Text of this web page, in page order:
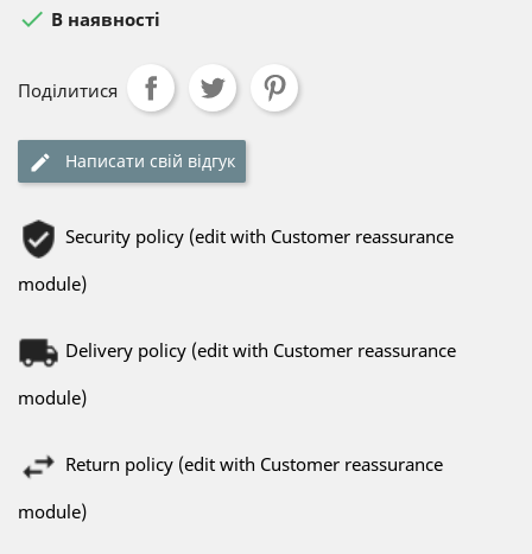
 В наявності
Поділитися
Написати свій відгук
Security policy (edit with Customer reassurance
module)
Delivery policy (edit with Customer reassurance
module)
Return policy (edit with Customer reassurance
module)